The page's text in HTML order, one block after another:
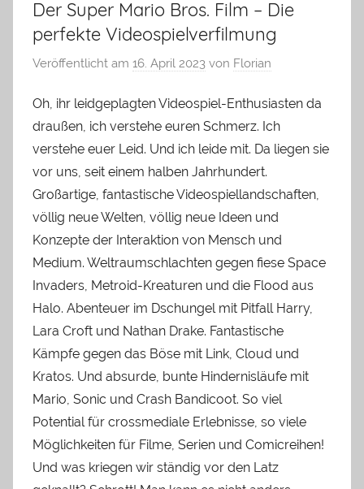
Der Super Mario Bros. Film – Die
perfekte Videospielverfilmung
Veröffentlicht am 16. April 2023 von Florian
Oh, ihr leidgeplagten Videospiel-Enthusiasten da
draußen, ich verstehe euren Schmerz. Ich
verstehe euer Leid. Und ich leide mit. Da liegen sie
vor uns, seit einem halben Jahrhundert.
Großartige, fantastische Videospiellandschaften,
völlig neue Welten, völlig neue Ideen und
Konzepte der Interaktion von Mensch und
Medium. Weltraumschlachten gegen fiese Space
Invaders, Metroid-Kreaturen und die Flood aus
Halo. Abenteuer im Dschungel mit Pitfall Harry,
Lara Croft und Nathan Drake. Fantastische
Kämpfe gegen das Böse mit Link, Cloud und
Kratos. Und absurde, bunte Hindernisläufe mit
Mario, Sonic und Crash Bandicoot. So viel
Potential für crossmediale Erlebnisse, so viele
Möglichkeiten für Filme, Serien und Comicreihen!
Und was kriegen wir ständig vor den Latz